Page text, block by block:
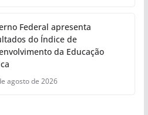
Federal apresenta
do Índice de
da Educação
agosto de 2026